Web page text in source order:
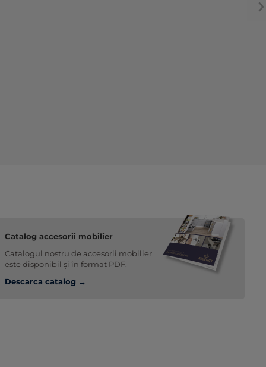
Catalog accesorii mobilier
Catalogul nostru de accesorii mobilier
este disponibil și în format PDF.
Descarca catalog →